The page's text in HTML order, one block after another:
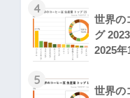
4
世界の
グ
2025年
5
世界の